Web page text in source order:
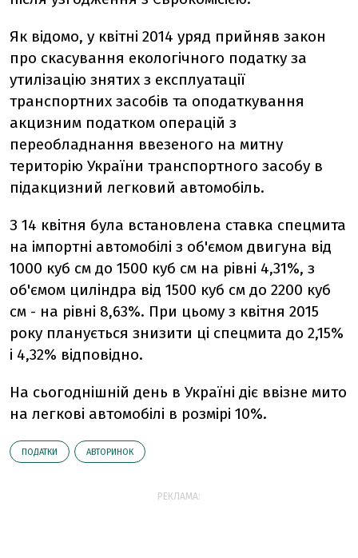
Як відомо, у квітні 2014 уряд прийняв закон
про скасування екологічного податку за
утилізацію знятих з експлуатації
транспортних засобів та оподаткування
акцизним податком операцій з
переобладнання ввезеного на митну
територію України транспортного засобу в
підакцизний легковий автомобіль.
З 14 квітня була встановлена ставка спецмита
на імпортні автомобілі з об'ємом двигуна від
1000 куб см до 1500 куб см на рівні 4,31%, з
об'ємом циліндра від 1500 куб см до 2200 куб
см - на рівні 8,63%. При цьому з квітня 2015
року планується знизити ці спецмита до 2,15%
і 4,32% відповідно.
На сьогоднішній день в Україні діє ввізне мито
на легкові автомобілі в розмірі 10%.
ПОДАТКИ АВТОРИНОК
РЕКЛАМА: